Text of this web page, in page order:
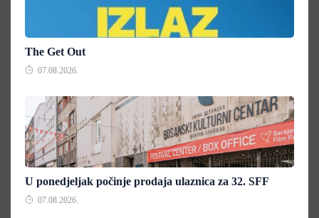
The Get Out
07.08.2026.
U ponedjeljak počinje prodaja ulaznica za 32. SFF
07.08.2026.